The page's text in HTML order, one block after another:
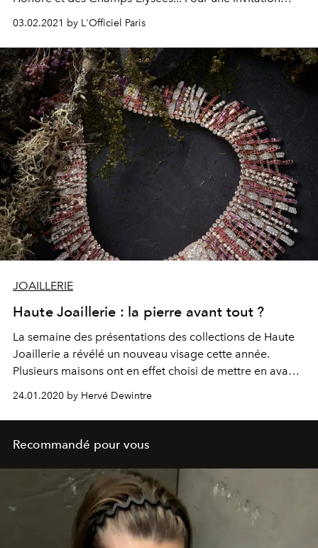
03.02.2021 by L'Officiel Paris
JOAILLERIE
Haute Joaillerie : la pierre avant tout ?
La semaine des présentations des collections de Haute
Joaillerie a révélé un nouveau visage cette année.
Plusieurs maisons ont en effet choisi de mettre en avant,
dans le domaine des pierres d’exception
24.01.2020 by Hervé Dewintre
Recommandé pour vous